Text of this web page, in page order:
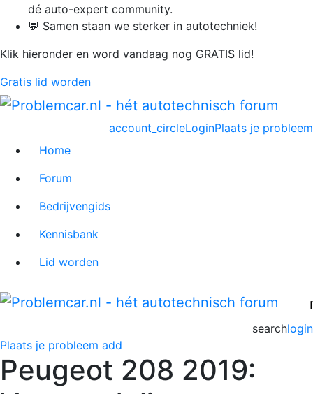
dé auto-expert community.
💬 Samen staan we sterker in autotechniek!
Klik hieronder en word vandaag nog GRATIS lid!
Gratis lid worden
Plaats je probleem
account_circleLogin
Home
Forum
Bedrijvengids
Kennisbank
Lid worden
login
search
Plaats je probleem add
Peugeot 208 2019: